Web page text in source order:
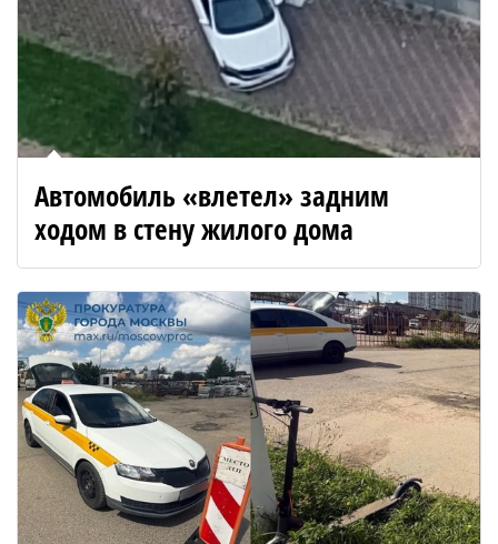
Автомобиль «влетел» задним
ходом в стену жилого дома